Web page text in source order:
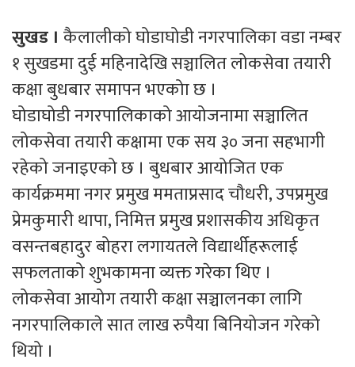
सुखड । कैलालीको घोडाघोडी नगरपालिका वडा नम्बर
१ सुखडमा दुई महिनादेखि सञ्चालित लोकसेवा तयारी
कक्षा बुधबार समापन भएकोा छ ।
घोडाघोडी नगरपालिकाको आयोजनामा सञ्चालित
लोकसेवा तयारी कक्षामा एक सय ३० जना सहभागी
रहेको जनाइएको छ । बुधबार आयोजित एक
कार्यक्रममा नगर प्रमुख ममताप्रसाद चौधरी, उपप्रमुख
प्रेमकुमारी थापा, निमित्त प्रमुख प्रशासकीय अधिकृत
वसन्तबहादुर बोहरा लगायतले विद्यार्थीहरूलाई
सफलताको शुभकामना व्यक्त गरेका थिए ।
लोकसेवा आयोग तयारी कक्षा सञ्चालनका लागि
नगरपालिकाले सात लाख रुपैया बिनियोजन गरेको
थियो ।